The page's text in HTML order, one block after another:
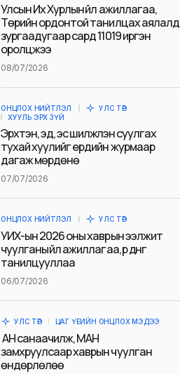
Улсын Их Хурлын үйл ажиллагаа,
Төрийн ордонтой танилцах аялалд
зургаадугаар сард 11019 иргэн
оролцжээ
08/07/2026
ОНЦЛОХ НИЙТЛЭЛ
УЛС ТӨР
ХУУЛЬ ЭРХ ЗҮЙ
Эрхтэн, эд, эс шилжүүлэн суулгах
тухай хуулийг ердийн журмаар
дагаж мөрдөнө
07/07/2026
ОНЦЛОХ НИЙТЛЭЛ УЛС ТӨР
УИХ-ын 2026 оны хаврын ээлжит
чуулганы үйл ажиллагаа, үр дүнг
танилцууллаа
06/07/2026
УЛС ТӨР ЦАГ ҮЕИЙН ОНЦЛОХ МЭДЭЭ
АН санаачилж, МАН
замхруулсаар хаврын чуулган
өндөрлөлөө